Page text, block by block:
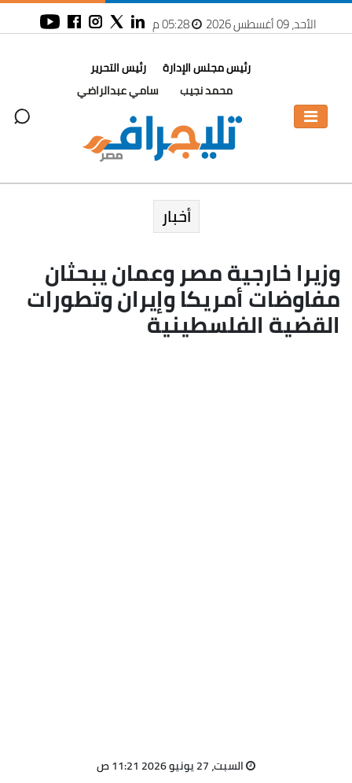
الأحد، 09 أغسطس 2026 05:28 م
رئيس مجلس الإدارة
محمد نجيب
رئيس التحرير
سامي عبدالراضي
أخبار
وزيرا خارجية مصر وعمان يبحثان
مفاوضات أمريكا وإيران وتطورات
القضية الفلسطينية
السبت، 27 يونيو 2026 11:21 ص